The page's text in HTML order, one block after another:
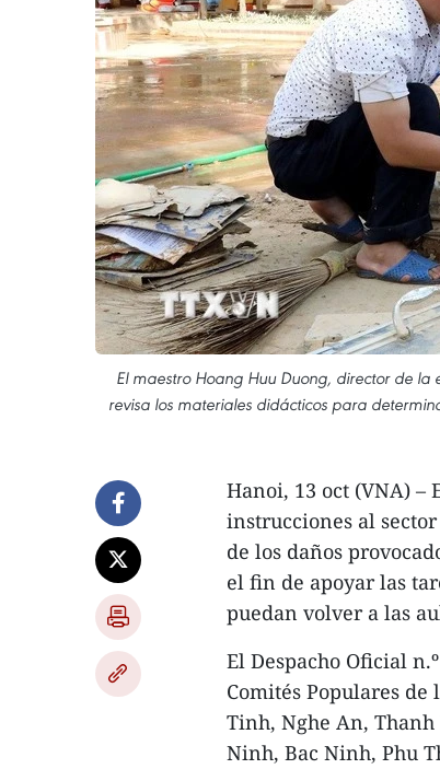
El maestro Hoang Huu Duong, director de
revisa los materiales didácticos para
Hanoi, 13 oct (VNA)
instrucciones al
de los daños
el fin de apoyar las
puedan volver a las
El Despacho Oficial
Comités Populares
Tinh, Nghe An,
Ninh, Bac Ninh, Phu